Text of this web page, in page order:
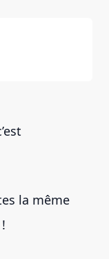
la même